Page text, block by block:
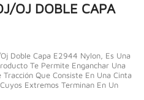
OJ DOBLE CAPA
Doble Capa E2944 Nylon, Es Una
Te Permite Enganchar Una
Que Consiste En Una Cinta
Extremos Terminan En Un